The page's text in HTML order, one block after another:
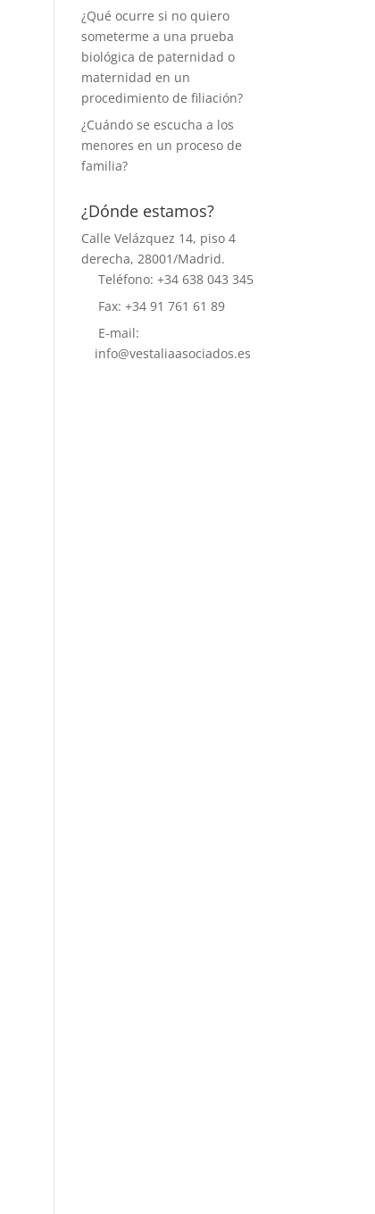
¿Qué ocurre si no quiero
someterme a una prueba
biológica de paternidad o
maternidad en un
procedimiento de filiación?
¿Cuándo se escucha a los
menores en un proceso de
familia?
¿Dónde estamos?
Calle Velázquez 14, piso 4
derecha, 28001/Madrid.
Teléfono: +34 638 043 345
Fax: +34 91 761 61 89
E-mail:
info@vestaliaasociados.es